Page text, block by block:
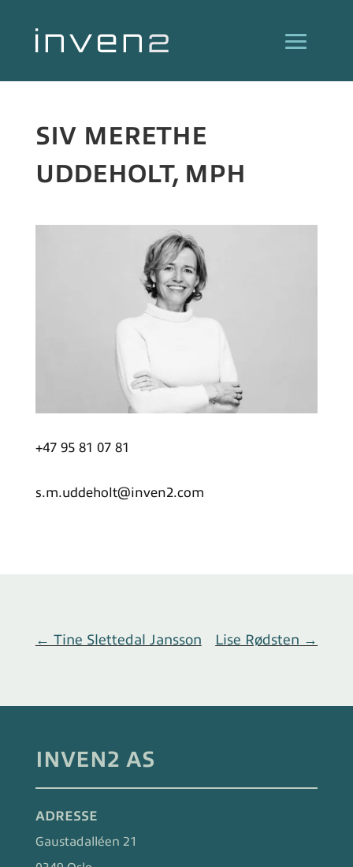
SIV MERETHE
UDDEHOLT, MPH
+47 95 81 07 81
s.m.uddeholt@inven2.com
← Tine Slettedal Jansson Lise Rødsten →
INVEN2 AS
ADRESSE
Gaustadalléen 21